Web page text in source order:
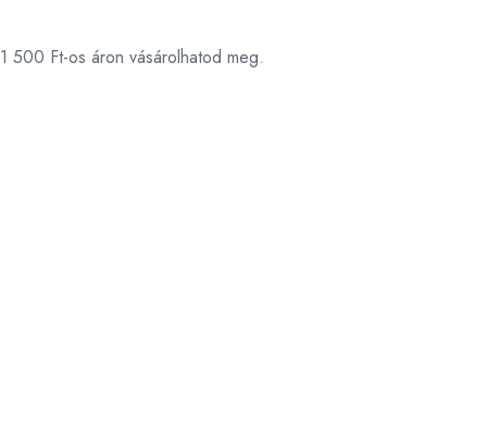
500 Ft-os áron vásárolhatod meg.